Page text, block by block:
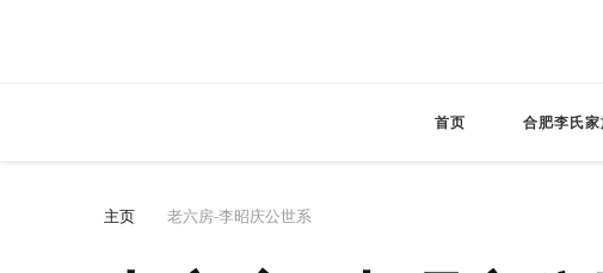
首页 合肥李氏
主页 老六房-李昭庆公世系